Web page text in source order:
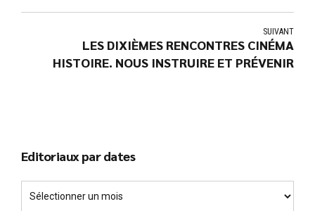
SUIVANT
LES DIXIÈMES RENCONTRES CINÉMA
HISTOIRE. NOUS INSTRUIRE ET PRÉVENIR
Editoriaux par dates